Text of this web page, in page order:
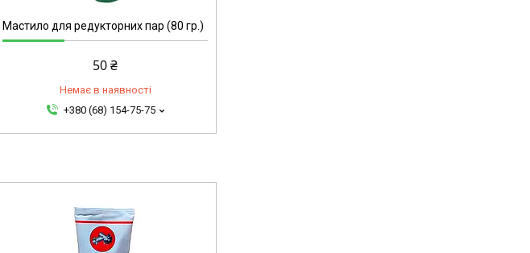
Мастило для редукторних пар (80 гр.)
50 ₴
Немає в наявності
+380 (68) 154-75-75